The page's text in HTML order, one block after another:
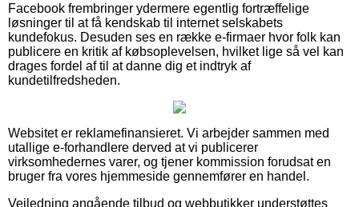
Facebook frembringer ydermere egentlig fortræffelige
løsninger til at få kendskab til internet selskabets
kundefokus. Desuden ses en række e-firmaer hvor folk kan
publicere en kritik af købsoplevelsen, hvilket lige så vel kan
drages fordel af til at danne dig et indtryk af
kundetilfredsheden.
Websitet er reklamefinansieret. Vi arbejder sammen med
utallige e-forhandlere derved at vi publicerer
virksomhedernes varer, og tjener kommission forudsat en
bruger fra vores hjemmeside gennemfører en handel.
Vejledning angående tilbud og webbutikker understøttes